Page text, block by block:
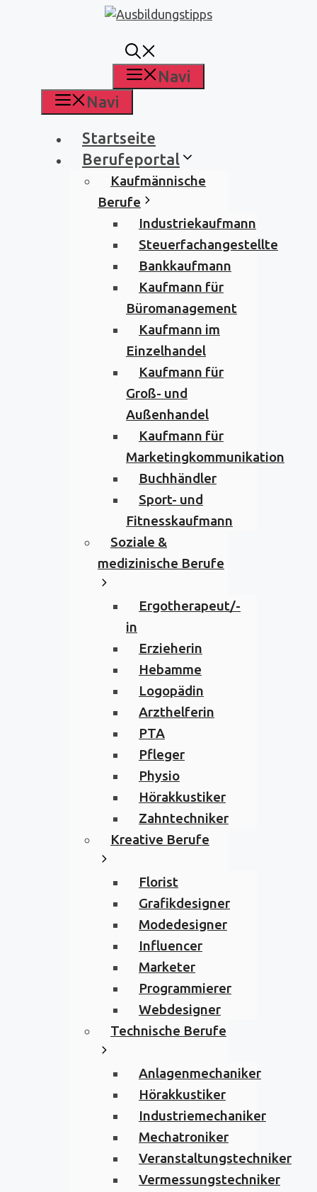
Navi
Navi
Startseite
Berufeportal
Kaufmännische
Berufe
Industriekaufmann
Steuerfachangestellte
Bankkaufmann
Kaufmann für
Büromanagement
Kaufmann im
Einzelhandel
Kaufmann für
Groß- und
Außenhandel
Kaufmann für
Marketingkommunikation
Buchhändler
Sport- und
Fitnesskaufmann
Soziale &
medizinische Berufe
Ergotherapeut/-
in
Erzieherin
Hebamme
Logopädin
Arzthelferin
PTA
Pfleger
Physio
Hörakkustiker
Zahntechniker
Kreative Berufe
Florist
Grafikdesigner
Modedesigner
Influencer
Marketer
Programmierer
Webdesigner
Technische Berufe
Anlagenmechaniker
Hörakkustiker
Industriemechaniker
Mechatroniker
Veranstaltungstechniker
Vermessungstechniker